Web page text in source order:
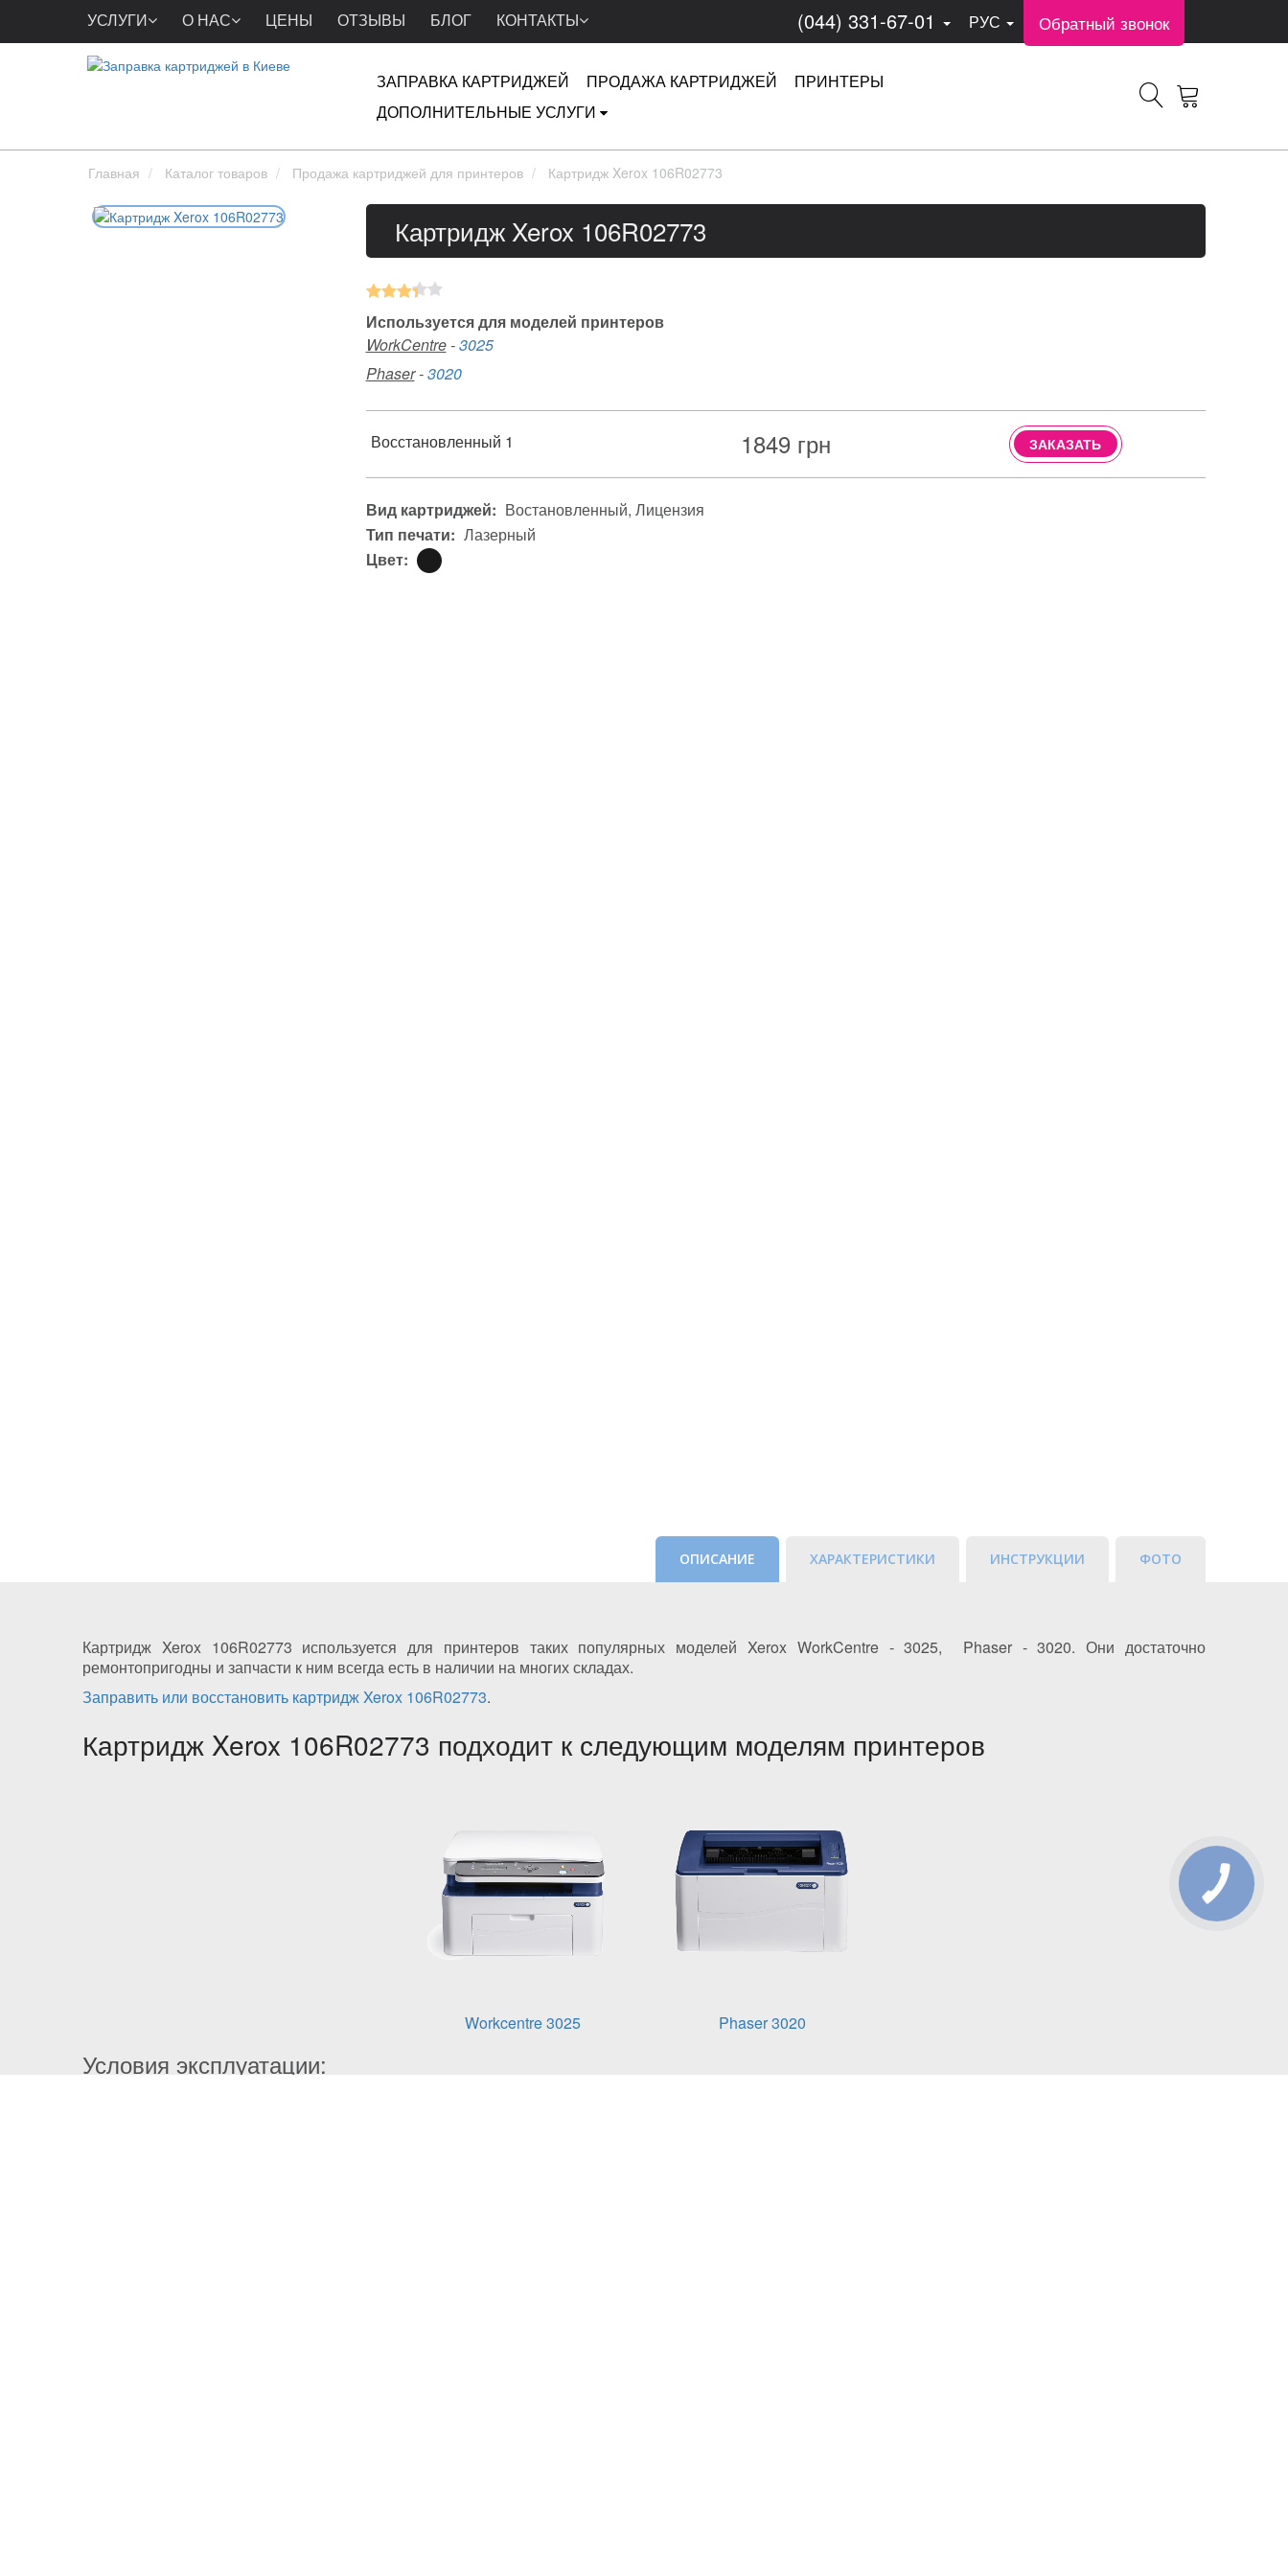
УСЛУГИ О НАС ЦЕНЫ ОТЗЫВЫ БЛОГ КОНТАКТЫ (044) 331-67-01 РУС Обратный звонок
ЗАПРАВКА КАРТРИДЖЕЙ ПРОДАЖА КАРТРИДЖЕЙ
ПРИНТЕРЫ
ДОПОЛНИТЕЛЬНЫЕ УСЛУГИ
Главная Каталог товаров Продажа картриджей для принтеров Картридж Xerox 106R02773
Картридж Xerox 106R02773
Используется для моделей принтеров
WorkCentre-3025
Phaser-3020
Восстановленный 1 1849грн ЗАКАЗАТЬ
Вид картриджей: Востановленный Лицензия
Тип печати: Лазерный
Цвет:
ОПИСАНИЕ ХАРАКТЕРИСТИКИ ИНСТРУКЦИИ ФОТО
Картридж Xerox 106R02773 используется для принтеров таких популярных моделей Xerox WorkCentre - 3025, Phaser - 3020. Они достаточно
ремонтопригодны и запчасти к ним всегда есть в наличии на многих складах.
Заправить или восстановить картридж Xerox 106R02773.
Картридж Xerox 106R02773 подходит к следующим моделям принтеров
Workcentre 3025 Phaser 3020
Условия эксплуатации: